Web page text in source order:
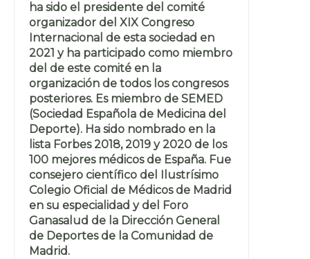
ha sido el presidente del comité
organizador del XIX Congreso
Internacional de esta sociedad en
2021 y ha participado como miembro
del de este comité en la
organización de todos los congresos
posteriores. Es miembro de SEMED
(Sociedad Española de Medicina del
Deporte). Ha sido nombrado en la
lista Forbes 2018, 2019 y 2020 de los
100 mejores médicos de España. Fue
consejero científico del Ilustrísimo
Colegio Oficial de Médicos de Madrid
en su especialidad y del Foro
Ganasalud de la Dirección General
de Deportes de la Comunidad de
Madrid.